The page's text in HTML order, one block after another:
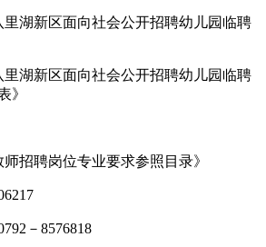
里湖新区面向社会公开招聘幼儿园临聘
里湖新区面向社会公开招聘幼儿园临聘
》
招聘岗位专业要求参照目录》
－8576818